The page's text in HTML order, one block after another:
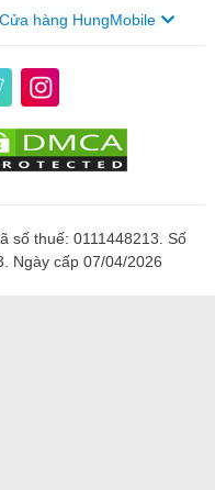
Cửa hàng HungMobile
số thuế: 0111448213. Số
Ngày cấp 07/04/2026